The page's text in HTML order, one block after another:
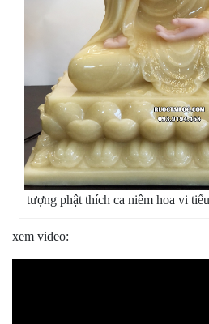
tượng phật thích ca niêm hoa vi
xem video: